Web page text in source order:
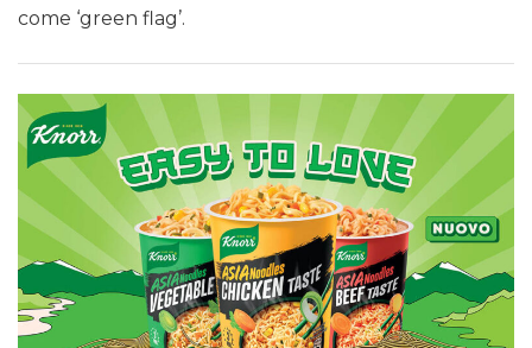
come ‘green flag’.